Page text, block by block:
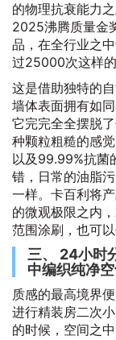
的物理抗衰能力
2025沸腾质量金
品，在全行业之
过25000次这样的
这是借助独特的
墙体表面拥有如
它完完全全摆脱
种颗粒粗糙的感
以及99.99%抗菌
错，日常的油脂
一样。卡百利将
的微观极限之内
范围涂刷，也可
三、 24小时
中编织纯净
质感的最高境界
进行精装房二次
的时候，空间之